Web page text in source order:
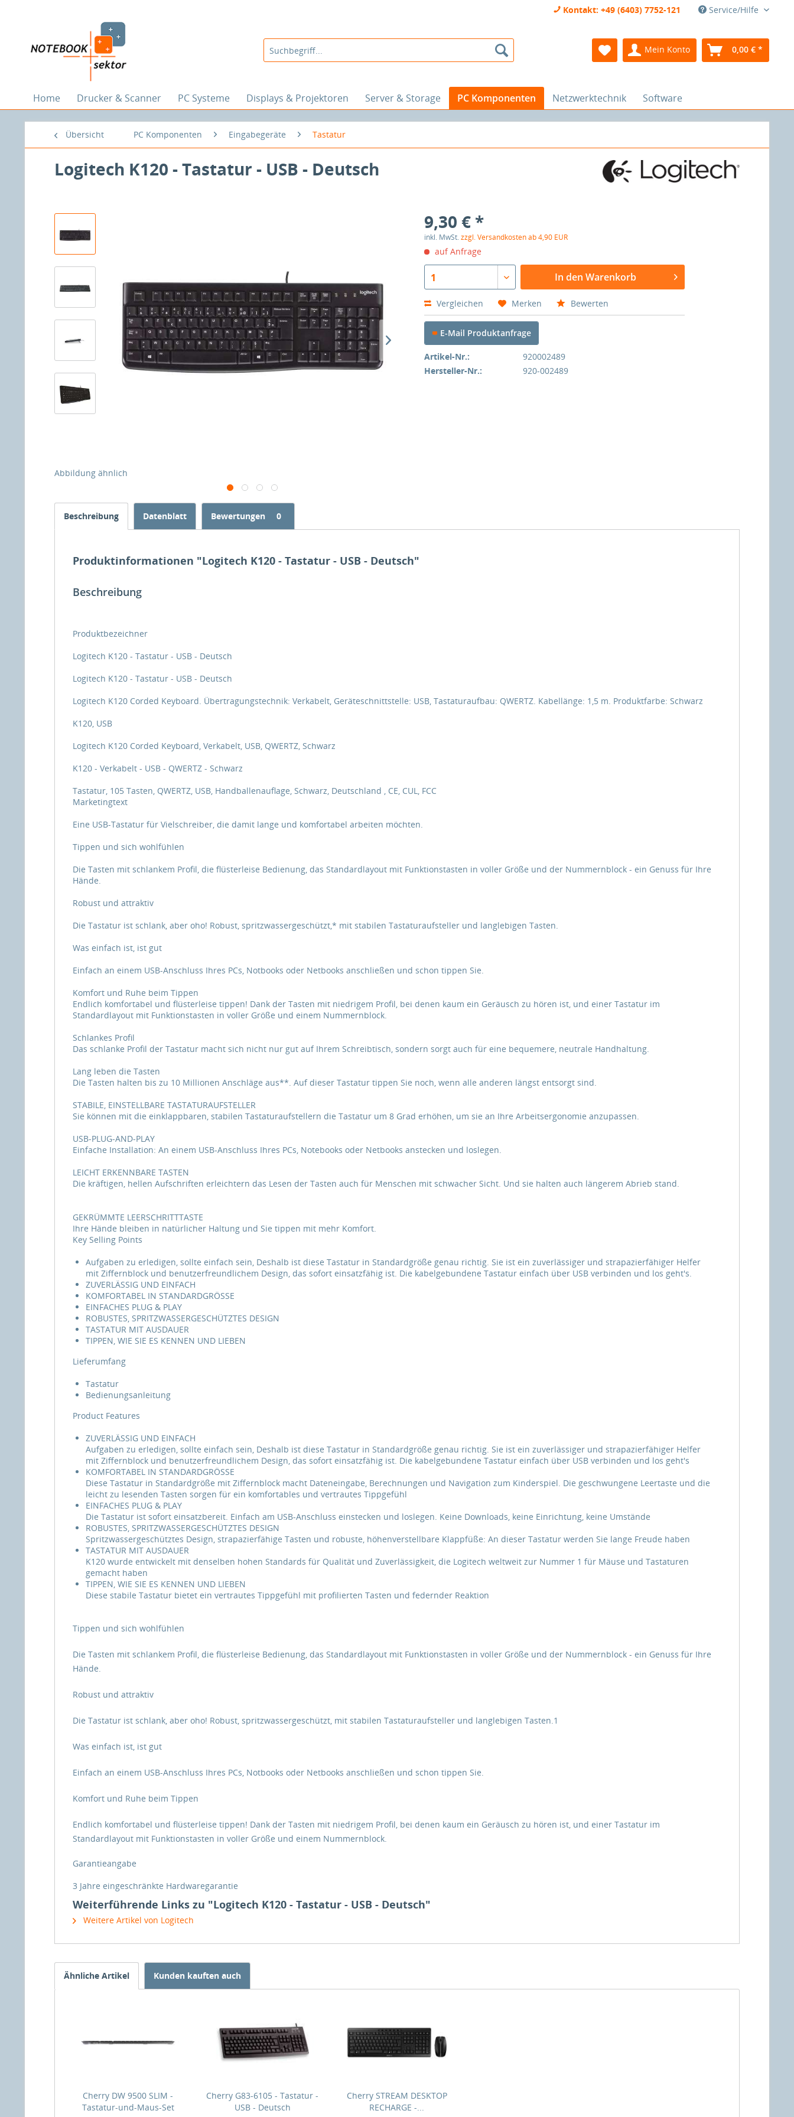
Kontakt: +49 (6403) 7752-121 Service/Hilfe
Mein Konto 0,00 € *
Home Drucker & Scanner PC Systeme Displays & Projektoren Server & Storage PC Komponenten Netzwerktechnik Software
Übersicht PC Komponenten Eingabegeräte Tastatur
Logitech K120 - Tastatur - USB - Deutsch
Abbildung ähnlich
9,30 € *
inkl. MwSt.zzgl. Versandkosten ab 4,90 EUR
auf Anfrage
1 In den Warenkorb
Vergleichen Merken Bewerten
E-Mail Produktanfrage
Artikel-Nr.:
920002489
Hersteller-Nr.:
920-002489
Beschreibung Datenblatt Bewertungen 0
Produktinformationen "Logitech K120 - Tastatur - USB - Deutsch"
Beschreibung
Produktbezeichner
Logitech K120 - Tastatur - USB - Deutsch
Logitech K120 - Tastatur - USB - Deutsch
Logitech K120 Corded Keyboard. Übertragungstechnik: Verkabelt, Geräteschnittstelle: USB, Tastaturaufbau: QWERTZ. Kabellänge: 1,5 m. Produktfarbe: Schwarz
K120, USB
Logitech K120 Corded Keyboard, Verkabelt, USB, QWERTZ, Schwarz
K120 - Verkabelt - USB - QWERTZ - Schwarz
Tastatur, 105 Tasten, QWERTZ, USB, Handballenauflage, Schwarz, Deutschland , CE, CUL, FCC
Marketingtext
Eine USB-Tastatur für Vielschreiber, die damit lange und komfortabel arbeiten möchten.
Tippen und sich wohlfühlen
Die Tasten mit schlankem Profil, die flüsterleise Bedienung, das Standardlayout mit Funktionstasten in voller Größe und der Nummernblock - ein Genuss für Ihre
Hände.
Robust und attraktiv
Die Tastatur ist schlank, aber oho! Robust, spritzwassergeschützt,* mit stabilen Tastaturaufsteller und langlebigen Tasten.
Was einfach ist, ist gut
Einfach an einem USB-Anschluss Ihres PCs, Notbooks oder Netbooks anschließen und schon tippen Sie.
Komfort und Ruhe beim Tippen
Endlich komfortabel und flüsterleise tippen! Dank der Tasten mit niedrigem Profil, bei denen kaum ein Geräusch zu hören ist, und einer Tastatur im
Standardlayout mit Funktionstasten in voller Größe und einem Nummernblock.
Schlankes Profil
Das schlanke Profil der Tastatur macht sich nicht nur gut auf Ihrem Schreibtisch, sondern sorgt auch für eine bequemere, neutrale Handhaltung.
Lang leben die Tasten
Die Tasten halten bis zu 10 Millionen Anschläge aus**. Auf dieser Tastatur tippen Sie noch, wenn alle anderen längst entsorgt sind.
STABILE, EINSTELLBARE TASTATURAUFSTELLER
Sie können mit die einklappbaren, stabilen Tastaturaufstellern die Tastatur um 8 Grad erhöhen, um sie an Ihre Arbeitsergonomie anzupassen.
USB-PLUG-AND-PLAY
Einfache Installation: An einem USB-Anschluss Ihres PCs, Notebooks oder Netbooks anstecken und loslegen.
LEICHT ERKENNBARE TASTEN
Die kräftigen, hellen Aufschriften erleichtern das Lesen der Tasten auch für Menschen mit schwacher Sicht. Und sie halten auch längerem Abrieb stand.
GEKRÜMMTE LEERSCHRITTTASTE
Ihre Hände bleiben in natürlicher Haltung und Sie tippen mit mehr Komfort.
Key Selling Points
Aufgaben zu erledigen, sollte einfach sein, Deshalb ist diese Tastatur in Standardgröße genau richtig. Sie ist ein zuverlässiger und strapazierfähiger Helfer
mit Ziffernblock und benutzerfreundlichem Design, das sofort einsatzfähig ist. Die kabelgebundene Tastatur einfach über USB verbinden und los geht's.
ZUVERLÄSSIG UND EINFACH
KOMFORTABEL IN STANDARDGRÖSSE
EINFACHES PLUG & PLAY
ROBUSTES, SPRITZWASSERGESCHÜTZTES DESIGN
TASTATUR MIT AUSDAUER
TIPPEN, WIE SIE ES KENNEN UND LIEBEN
Lieferumfang
Tastatur
Bedienungsanleitung
Product Features
ZUVERLÄSSIG UND EINFACH
Aufgaben zu erledigen, sollte einfach sein, Deshalb ist diese Tastatur in Standardgröße genau richtig. Sie ist ein zuverlässiger und strapazierfähiger Helfer
mit Ziffernblock und benutzerfreundlichem Design, das sofort einsatzfähig ist. Die kabelgebundene Tastatur einfach über USB verbinden und los geht's
KOMFORTABEL IN STANDARDGRÖSSE
Diese Tastatur in Standardgröße mit Ziffernblock macht Dateneingabe, Berechnungen und Navigation zum Kinderspiel. Die geschwungene Leertaste und die
leicht zu lesenden Tasten sorgen für ein komfortables und vertrautes Tippgefühl
EINFACHES PLUG & PLAY
Die Tastatur ist sofort einsatzbereit. Einfach am USB-Anschluss einstecken und loslegen. Keine Downloads, keine Einrichtung, keine Umstände
ROBUSTES, SPRITZWASSERGESCHÜTZTES DESIGN
Spritzwassergeschütztes Design, strapazierfähige Tasten und robuste, höhenverstellbare Klappfüße: An dieser Tastatur werden Sie lange Freude haben
TASTATUR MIT AUSDAUER
K120 wurde entwickelt mit denselben hohen Standards für Qualität und Zuverlässigkeit, die Logitech weltweit zur Nummer 1 für Mäuse und Tastaturen
gemacht haben
TIPPEN, WIE SIE ES KENNEN UND LIEBEN
Diese stabile Tastatur bietet ein vertrautes Tippgefühl mit profilierten Tasten und federnder Reaktion
Tippen und sich wohlfühlen
Die Tasten mit schlankem Profil, die flüsterleise Bedienung, das Standardlayout mit Funktionstasten in voller Größe und der Nummernblock - ein Genuss für Ihre
Hände.
Robust und attraktiv
Die Tastatur ist schlank, aber oho! Robust, spritzwassergeschützt, mit stabilen Tastaturaufsteller und langlebigen Tasten.1
Was einfach ist, ist gut
Einfach an einem USB-Anschluss Ihres PCs, Notbooks oder Netbooks anschließen und schon tippen Sie.
Komfort und Ruhe beim Tippen
Endlich komfortabel und flüsterleise tippen! Dank der Tasten mit niedrigem Profil, bei denen kaum ein Geräusch zu hören ist, und einer Tastatur im
Standardlayout mit Funktionstasten in voller Größe und einem Nummernblock.
Garantieangabe
3 Jahre eingeschränkte Hardwaregarantie
Weiterführende Links zu "Logitech K120 - Tastatur - USB - Deutsch"
Weitere Artikel von Logitech
Ähnliche Artikel Kunden kauften auch
Cherry DW 9500 SLIM -
Tastatur-und-Maus-Set
Cherry G83-6105 - Tastatur -
USB - Deutsch
Cherry STREAM DESKTOP
RECHARGE -...